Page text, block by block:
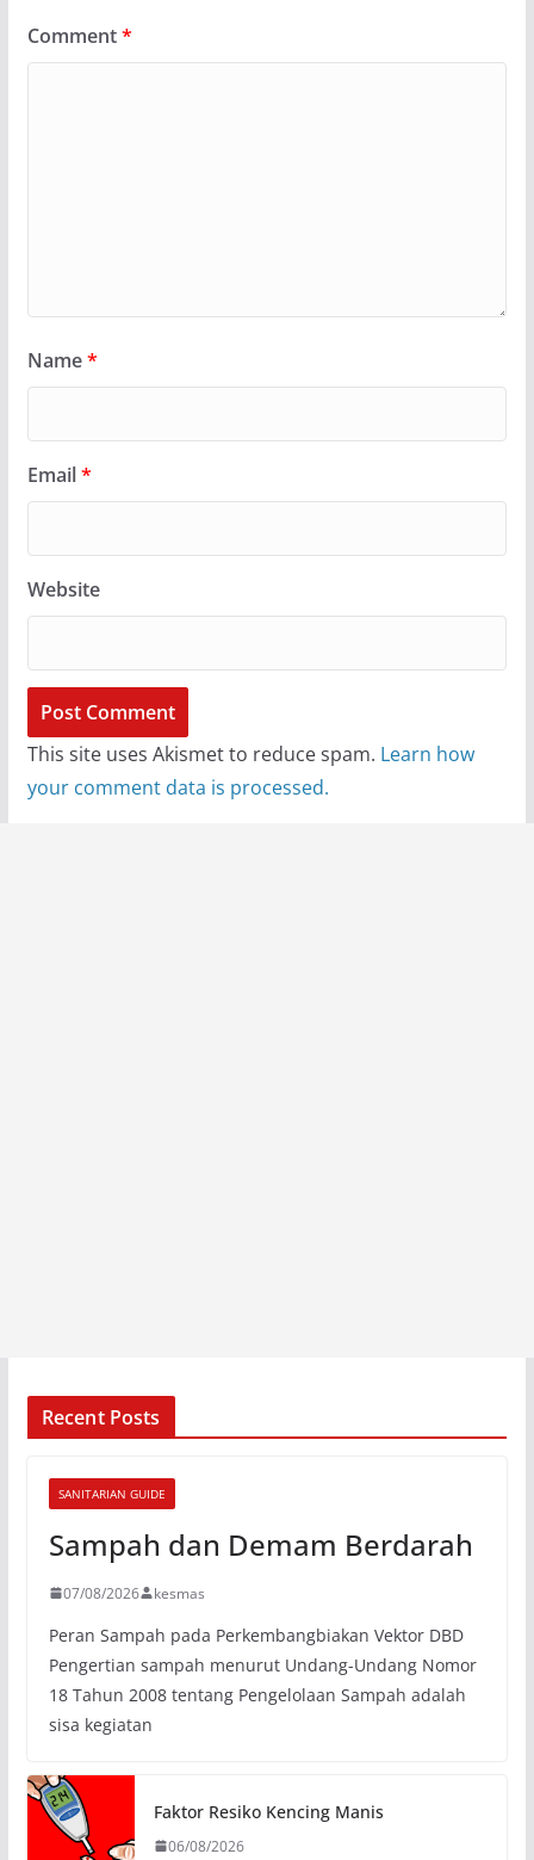
Comment*
Name*
Email*
Website
This site uses Akismet to reduce spam. Learn how
your comment data is processed.
Recent Posts
SANITARIAN GUIDE
Sampah dan Demam Berdarah
07/08/2026 kesmas
Peran Sampah pada Perkembangbiakan Vektor DBD
Pengertian sampah menurut Undang-Undang Nomor
18 Tahun 2008 tentang Pengelolaan Sampah adalah
sisa kegiatan
Faktor Resiko Kencing Manis
06/08/2026